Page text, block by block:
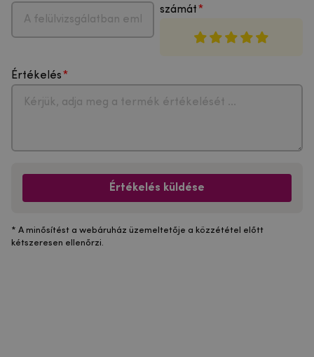
számát
Értékelés
Értékelés küldése
* A minősítést a webáruház üzemeltetője a közzététel előtt
kétszeresen ellenőrzi.